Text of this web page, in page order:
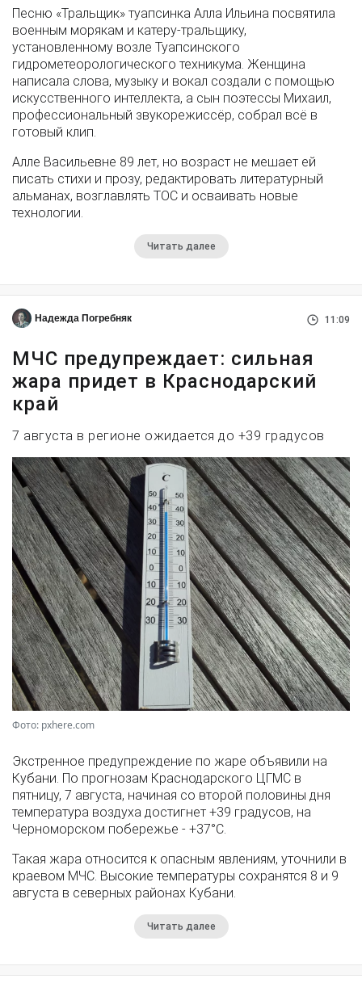
Песню «Тральщик» туапсинка Алла Ильина посвятила
военным морякам и катеру-тральщику,
установленному возле Туапсинского
гидрометеорологического техникума. Женщина
написала слова, музыку и вокал создали с помощью
искусственного интеллекта, а сын поэтессы Михаил,
профессиональный звукорежиссёр, собрал всё в
готовый клип.
Алле Васильевне 89 лет, но возраст не мешает ей
писать стихи и прозу, редактировать литературный
альманах, возглавлять ТОС и осваивать новые
технологии.
Читать далее
Надежда Погребняк 11:09
МЧС предупреждает: сильная
жара придет в Краснодарский
край
7 августа в регионе ожидается до +39 градусов
Фото: pxhere.com
Экстренное предупреждение по жаре объявили на
Кубани. По прогнозам Краснодарского ЦГМС в
пятницу, 7 августа, начиная со второй половины дня
температура воздуха достигнет +39 градусов, на
Черноморском побережье - +37°­С.
Такая жара относится к опасным явлениям, уточнили в
краевом МЧС. Высокие температуры сохранятся 8 и 9
августа в северных районах Кубани.
Читать далее